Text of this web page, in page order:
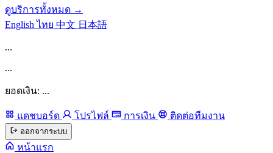
ดูบริการทั้งหมด →
Englishไทย 中文 日本語
...
...
ยอดเงิน: ...
แดชบอร์ด โปรไฟล์ การเงิน ติดต่อทีมงาน
ออกจากระบบ
หน้าแรก